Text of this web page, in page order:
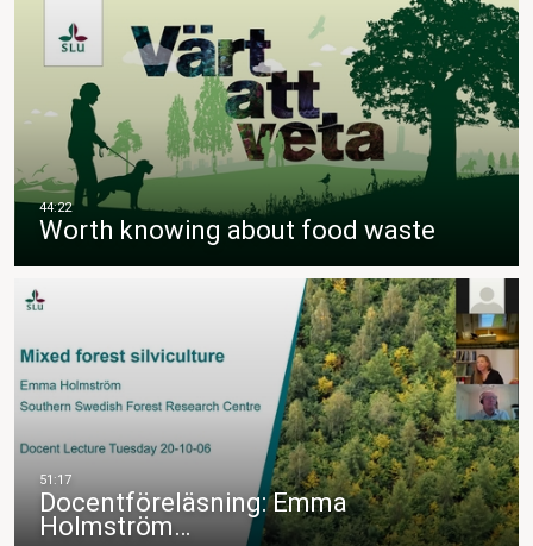
Worth knowing about food waste
Docentföreläsning: Emma
Holmström…